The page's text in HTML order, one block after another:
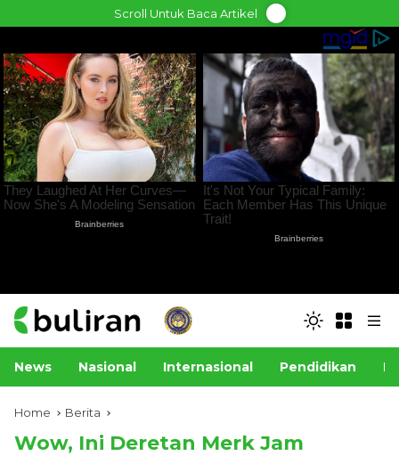
to
Scroll Untuk Baca Artikel
News Nasional Internasional Pendidikan
Home Berita
Wow, Ini Deretan Merk Jam